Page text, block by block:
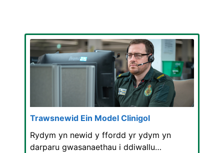
Trawsnewid Ein Model Clinigol
Rydym yn newid y ffordd yr ydym yn
darparu gwasanaethau i ddiwallu…